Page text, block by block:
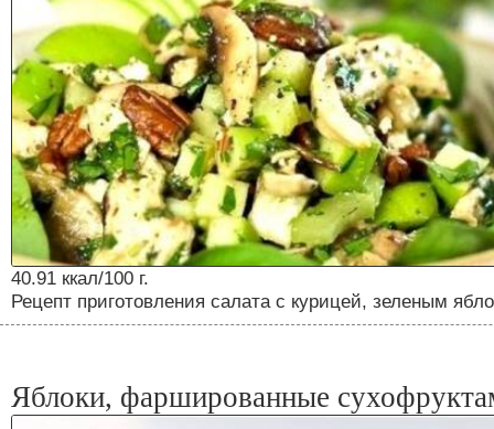
40.91 ккал/100 г.
Рецепт приготовления салата с курицей, зеленым
Яблоки, фаршированные